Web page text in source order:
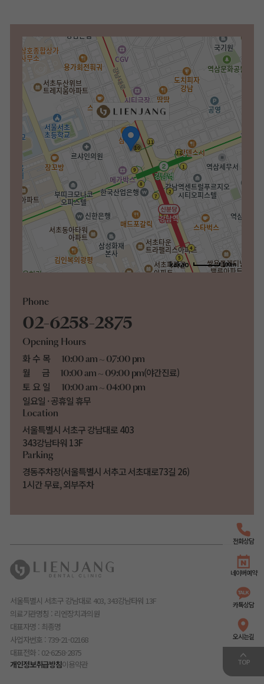
전화상담
네이버예약
카톡상담
오시는길
TOP
서울 서초구 강남대로 403
100m
Phone
02-6258-2875
Opening Hours
화수목 10:00 am ~ 07:00 pm
월 금 10:00 am ~ 09:00 pm(야간진료)
토요일
10:00 am ~ 04:00 pm
일요일 · 공휴일 휴무
Location
서울특별시 서초구 강남대로 403
343강남타워 13F
Parking
경동주차장(서울특별시 서추고 서초대로73길 26)
1시간 무료, 외부주차
서울특별시 서초구 강남대로 403, 343강남타워 13F
의료기관명칭 : 리엔장치과의원
대표자명 : 최종명
사업자번호 : 739-21-02168
대표전화 : 02-6258-2875
개인정보취급방침이용약관